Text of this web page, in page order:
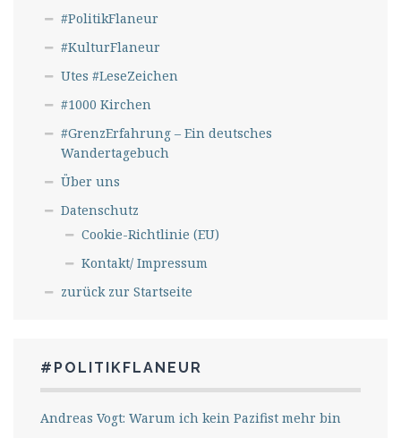
#PolitikFlaneur
#KulturFlaneur
Utes #LeseZeichen
#1000 Kirchen
#GrenzErfahrung – Ein deutsches
Wandertagebuch
Über uns
Datenschutz
Cookie-Richtlinie (EU)
Kontakt/ Impressum
zurück zur Startseite
#POLITIKFLANEUR
Andreas Vogt: Warum ich kein Pazifist mehr bin